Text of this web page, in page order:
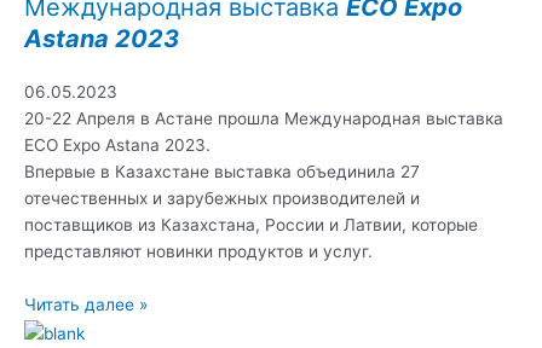
Международная выставка ECO Expo
Astana 2023
06.05.2023
20-22 Апреля в Астане прошла Международная выставка
ECO Expo Astana 2023.
Впервые в Казахстане выставка объединила 27
отечественных и зарубежных производителей и
поставщиков из Казахстана, России и Латвии, которые
представляют новинки продуктов и услуг.
Читать далее »